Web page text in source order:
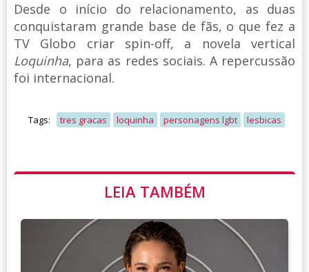
Desde o início do relacionamento, as duas
conquistaram grande base de fãs, o que fez a
TV Globo criar spin-off, a novela vertical
Loquinha, para as redes sociais. A repercussão
foi internacional.
Tags: tres gracas loquinha personagens lgbt lesbicas
LEIA TAMBÉM